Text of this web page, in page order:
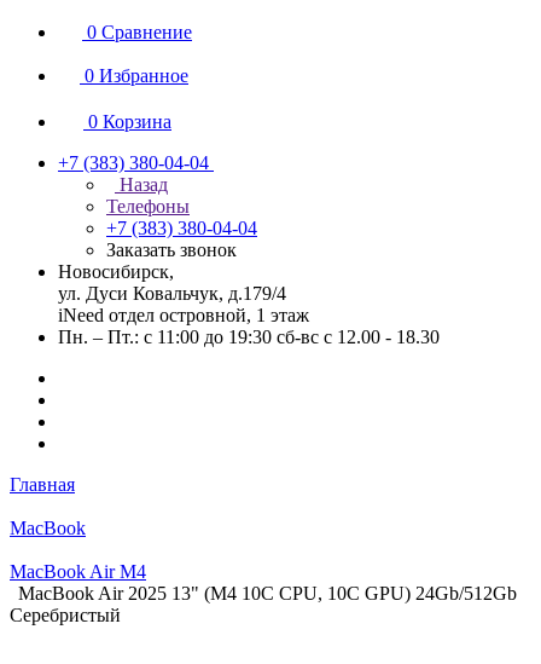
0 Сравнение
0 Избранное
0 Корзина
+7 (383) 380-04-04
Назад
Телефоны
+7 (383) 380-04-04
Заказать звонок
Новосибирск,
ул. Дуси Ковальчук, д.179/4
iNeed отдел островной, 1 этаж
Пн. – Пт.: с 11:00 до 19:30 сб-вс с 12.00 - 18.30
Главная
MacBook
MacBook Air M4
MacBook Air 2025 13" (М4 10C CPU, 10C GPU) 24Gb/512Gb
Серебристый